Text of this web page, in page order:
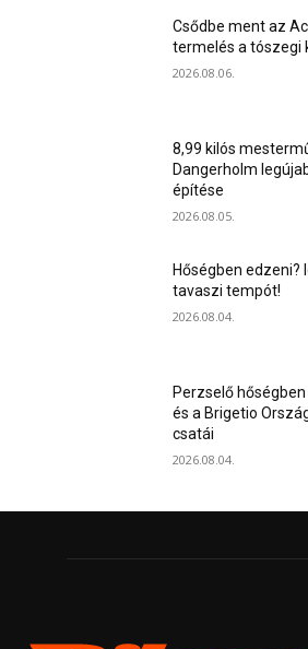
Csődbe ment az
termelés a tószegi
2026.08.06.
8,99 kilós
Dangerholm
építése
2026.08.05.
Hőségben edzeni?
tavaszi tempót!
2026.08.04.
Perzselő
és a Brigetio
csatái
2026.08.04.